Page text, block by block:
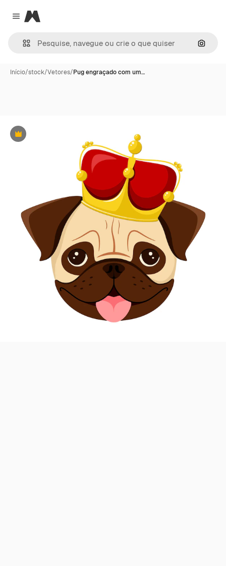
Close menu
Magnific
Início/stock/Vetores/Pug engraçado com um…
Premium